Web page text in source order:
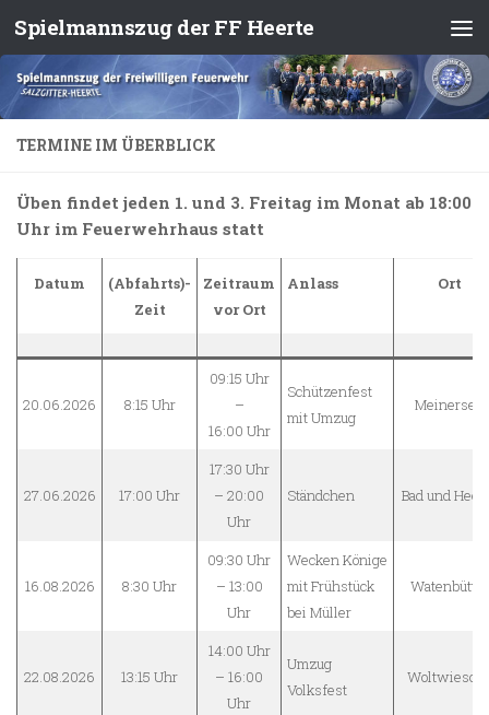
Zum Inhalt springen
Spielmannszug der FF Heerte
TERMINE IM ÜBERBLICK
Üben findet jeden 1. und 3. Freitag im Monat ab 18:00
Uhr im Feuerwehrhaus statt
Datum
(Abfahrts)-
Zeit
Zeitraum
vor Ort
Anlass Ort
20.06.2026 8:15 Uhr
09:15 Uhr
–
16:00 Uhr
Schützenfest
mit Umzug
Meinersen
27.06.2026 17:00 Uhr
17:30 Uhr
– 20:00
Uhr
Ständchen Bad und
16.08.2026 8:30 Uhr
09:30 Uhr
– 13:00
Uhr
Wecken Könige
mit Frühstück
bei Müller
Watenbüttel
22.08.2026 13:15 Uhr
14:00 Uhr
– 16:00
Uhr
Umzug
Volksfest